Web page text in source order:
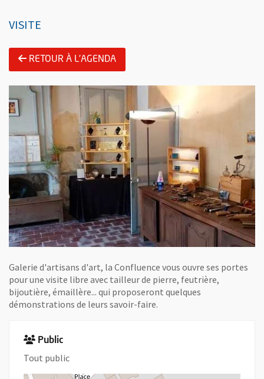
VISITE
RETOUR À L'AGENDA
Galerie d'artisans d'art, la Confluence vous ouvre ses portes
pour une visite libre avec tailleur de pierre, feutrière,
bijoutière, émaillère... qui proposeront quelques
démonstrations de leurs savoir-faire.
Public
Tout public